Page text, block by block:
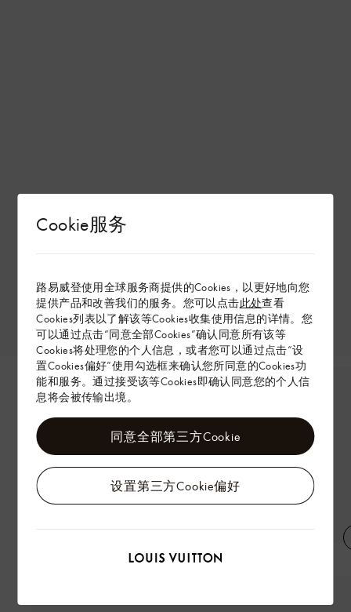
Cookie服务
路易威登使用全球服务商提供的Cookies，以更好地向您
提供产品和改善我们的服务。您可以点击此处查看
Cookies列表以了解该等Cookies收集使用信息的详情。您
可以通过点击“同意全部Cookies”确认同意所有该等
Cookies将处理您的个人信息，或者您可以通过点击“设
置Cookies偏好”使用勾选框来确认您所同意的Cookies功
能和服务。通过接受该等Cookies即确认同意您的个人信
息将会被传输出境。
设置第三方Cookie偏好
同意全部第三方Cookie
桑蚕丝阔腿裤